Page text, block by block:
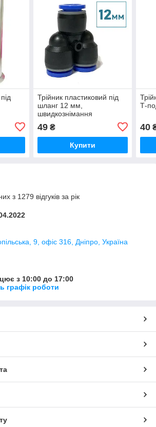
Трійник пластиковий під
шланг 12 мм,
швидкознімання
49₴
Купити
Т-
40
з 1279 відгуків за рік
9, офіс 316, Дніпро, Україна
з 10:00 до 17:00
графік роботи